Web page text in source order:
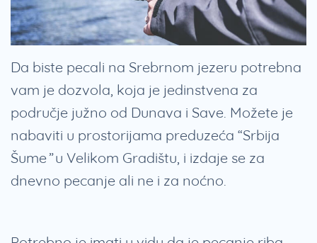
Da biste pecali na Srebrnom jezeru potrebna
vam je dozvola, koja je jedinstvena za
područje južno od Dunava i Save. Možete je
nabaviti u prostorijama preduzeća “Srbija
Šume” u Velikom Gradištu, i izdaje se za
dnevno pecanje ali ne i za noćno.